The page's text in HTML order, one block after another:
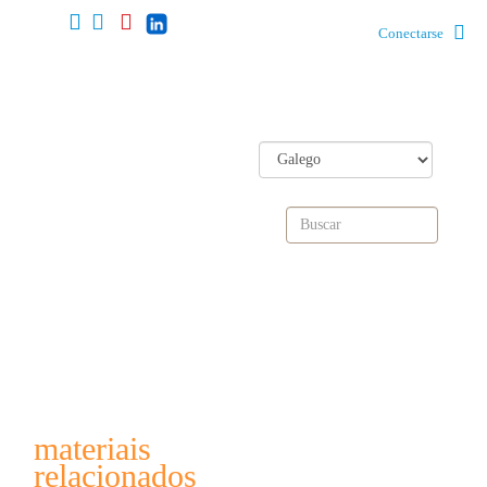
Conectarse
materiais
relacionados